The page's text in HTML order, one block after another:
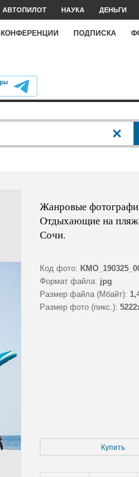
АВТОПИЛОТ НАУКА ДЕНЬГИ
КОНФЕРЕНЦИИ ПОДПИСКА
Жанровые
Отдыхающие на
Сочи.
Код фото:
Формат файла: jpg
Размер файла (Мбайт):
Размер фото (пикс.):
Купить